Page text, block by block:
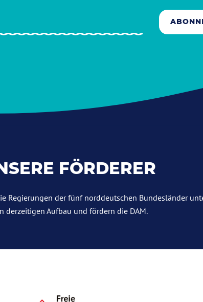
FÖRDERER
Regierungen der fünf norddeutschen Bundesländer
derzeitigen Aufbau und fördern die DAM.